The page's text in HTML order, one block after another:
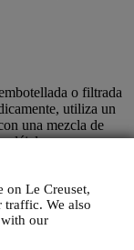
on Le Creuset,
traffic. We also
our
o filtrada
utiliza un
una mezcla de
déjala reposar